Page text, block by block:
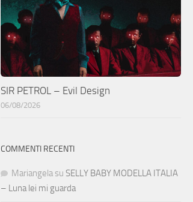
SIR PETROL – Evil Design
06/08/2026
COMMENTI RECENTI
Mariangela su SELLY BABY MODELLA ITALIA
– Luna lei mi guarda